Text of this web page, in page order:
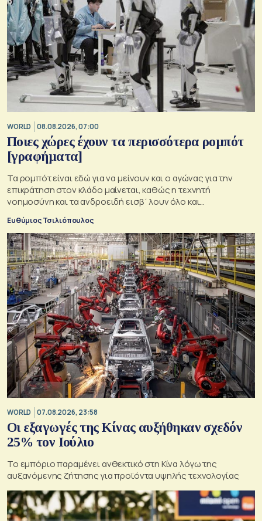
WORLD 08.08.2026, 07:00
Ποιες χώρες έχουν τα περισσότερα ρομπότ
[γραφήματα]
Τα ρομπότ είναι εδώ για να μείνουν και ο αγώνας για την
επικράτηση στον κλάδο μαίνεται, καθώς η τεχνητή
νοημοσύνη και τα ανδροειδή εισβ΄λουν όλο και
Ευθύμιος Τσιλιόπουλος
WORLD 07.08.2026, 23:58
Οι εξαγωγές της Κίνας αυξήθηκαν σχεδόν
25% τον Ιούλιο
Το εμπόριο παραμένει ανθεκτικό στη Κίνα λόγω της
αυξανόμενης ζήτησης για προϊόντα υψηλής τεχνολογίας